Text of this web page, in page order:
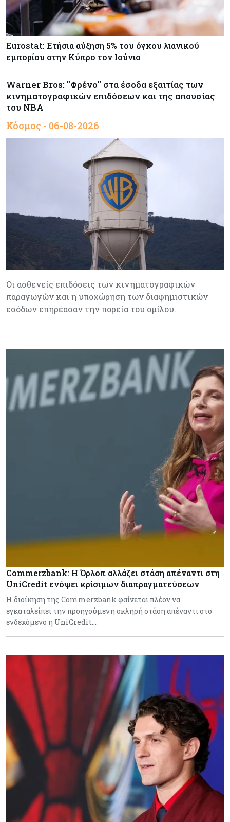
Eurostat: Ετήσια αύξηση 5% του όγκου λιανικού
εμπορίου στην Κύπρο τον Ιούνιο
Warner Bros: "Φρένο" στα έσοδα εξαιτίας των
κινηματογραφικών επιδόσεων και της απουσίας
του NBA
Κόσμος - 06-08-2026
Οι ασθενείς επιδόσεις των κινηματογραφικών
παραγωγών και η υποχώρηση των διαφημιστικών
εσόδων επηρέασαν την πορεία του ομίλου.
Commerzbank: Η Όρλοπ αλλάζει στάση απέναντι στη
UniCredit ενόψει κρίσιμων διαπραγματεύσεων
H διοίκηση της Commerzbank φαίνεται πλέον να
εγκαταλείπει την προηγούμενη σκληρή στάση απέναντι στο
ενδεχόμενο η UniCredit…